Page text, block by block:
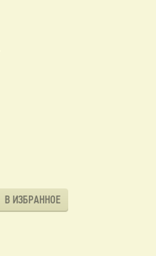
В ИЗБРАННОЕ